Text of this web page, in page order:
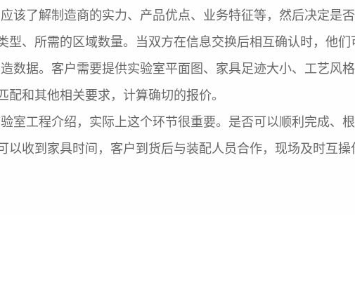
该了解制造商的实力、产品优点、业务特征等，然后决定是
、所需的区域数量。当双方在信息交换后相互确认时，他们
数据。客户需要提供实验室平面图、家具足迹大小、工艺风
和其他相关要求，计算确切的报价。
室工程介绍，实际上这个环节很重要。是否可以顺利完成、
收到家具时间，客户到货后与装配人员合作，现场及时互操